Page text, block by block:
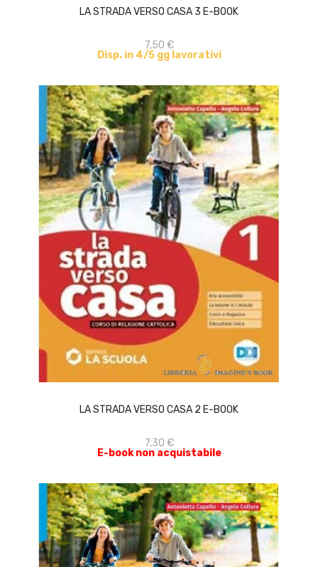
LA STRADA VERSO CASA 3 E-BOOK
7,50 €
Disp. in 4/5 gg lavorativi
LA STRADA VERSO CASA 2 E-BOOK
7,30 €
E-book non acquistabile
ACQUISTA